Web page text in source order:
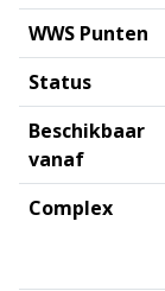
WWS Punten
Status
Beschikbaar
vanaf
Complex